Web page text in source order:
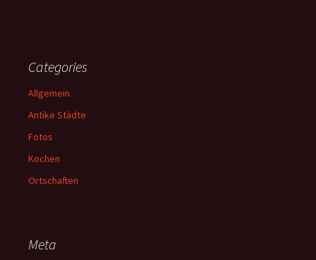
Categories
Allgemein
Antike Städte
Fotos
Kochen
Ortschaften
Meta